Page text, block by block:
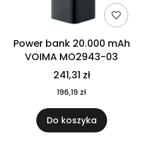
Power bank 20.000 mAh
VOIMA MO2943-03
241,31 zł
196,19 zł
Do koszyka